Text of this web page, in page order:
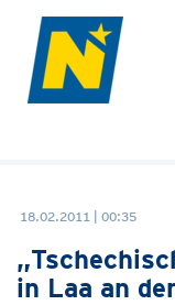
18.02.2011 | 00:35
in Laa an